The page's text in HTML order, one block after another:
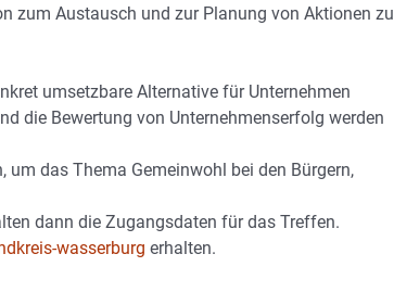
zum Austausch und zur Planung von Aktionen zu
umsetzbare Alternative für Unternehmen
die Bewertung von Unternehmenserfolg werden
das Thema Gemeinwohl bei den Bürgern,
dann die Zugangsdaten für das Treffen.
wasserburg erhalten.